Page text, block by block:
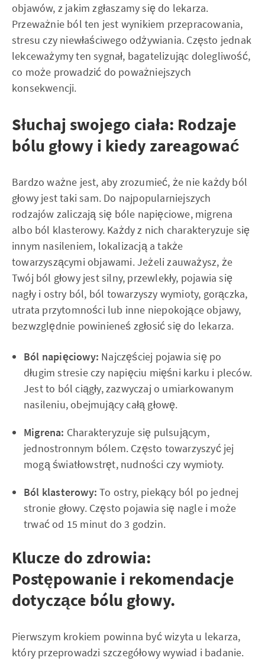
objawów, z jakim zgłaszamy się do lekarza.
Przeważnie ból ten jest wynikiem przepracowania,
stresu czy niewłaściwego odżywiania. Często jednak
lekceważymy ten sygnał, bagatelizując dolegliwość,
co może prowadzić do poważniejszych
konsekwencji.
Słuchaj swojego ciała: Rodzaje
bólu głowy i kiedy zareagować
Bardzo ważne jest, aby zrozumieć, że nie każdy ból
głowy jest taki sam. Do najpopularniejszych
rodzajów zaliczają się bóle napięciowe, migrena
albo ból klasterowy. Każdy z nich charakteryzuje się
innym nasileniem, lokalizacją a także
towarzyszącymi objawami. Jeżeli zauważysz, że
Twój ból głowy jest silny, przewlekły, pojawia się
nagły i ostry ból, ból towarzyszy wymioty, gorączka,
utrata przytomności lub inne niepokojące objawy,
bezwzględnie powinieneś zgłosić się do lekarza.
Ból napięciowy: Najczęściej pojawia się po
długim stresie czy napięciu mięśni karku i pleców.
Jest to ból ciągły, zazwyczaj o umiarkowanym
nasileniu, obejmujący całą głowę.
Migrena: Charakteryzuje się pulsującym,
jednostronnym bólem. Często towarzyszyć jej
mogą światłowstręt, nudności czy wymioty.
Ból klasterowy: To ostry, piekący ból po jednej
stronie głowy. Często pojawia się nagle i może
trwać od 15 minut do 3 godzin.
Klucze do zdrowia:
Postępowanie i rekomendacje
dotyczące bólu głowy.
Pierwszym krokiem powinna być wizyta u lekarza,
który przeprowadzi szczegółowy wywiad i badanie.